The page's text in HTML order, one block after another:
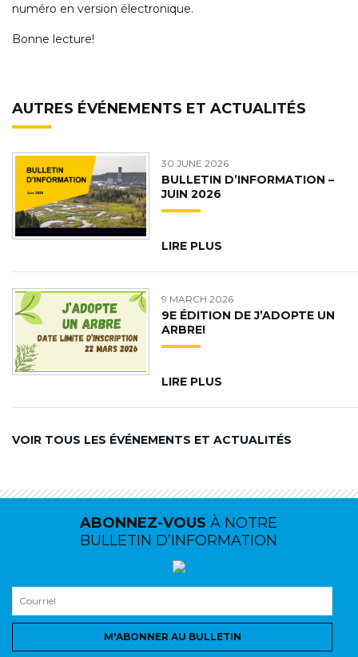
numéro en version électronique.
Bonne lecture!
AUTRES ÉVÉNEMENTS ET ACTUALITÉS
30 JUNE 2026
BULLETIN D’INFORMATION –
JUIN 2026
LIRE PLUS
9 MARCH 2026
9E ÉDITION DE J’ADOPTE UN
ARBRE!
LIRE PLUS
VOIR TOUS LES ÉVÉNEMENTS ET ACTUALITÉS
ABONNEZ-VOUS À NOTRE
BULLETIN D’INFORMATION
M'ABONNER AU BULLETIN